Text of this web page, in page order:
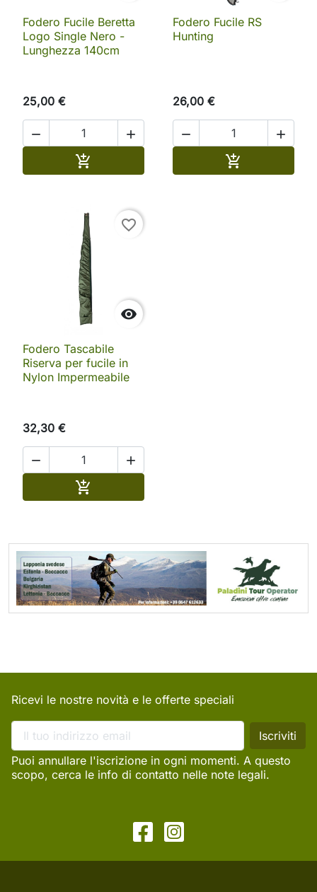
Fodero Fucile Beretta
Logo Single Nero -
Lunghezza 140cm
25,00 €
 

Fodero Fucile RS
Hunting
26,00 €
 


favorite_border
Fodero Tascabile
Riserva per fucile in
Nylon Impermeabile
32,30 €
 

Ricevi le nostre novità e le offerte speciali
Puoi annullare l'iscrizione in ogni momenti. A questo
scopo, cerca le info di contatto nelle note legali.